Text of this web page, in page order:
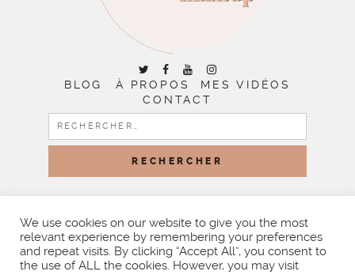
BLOG À PROPOS
MES VIDÉOS
CONTACT
RECHERCHER :
BY LITTLE THEME SHOP
We use cookies on our website to give you the most
relevant experience by remembering your preferences
and repeat visits. By clicking “Accept All”, you consent to
the use of ALL the cookies. However, you may visit